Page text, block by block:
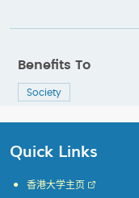
Benefits To
Society
Quick Links
香港大学主页